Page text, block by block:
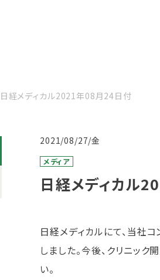
日経メディカル2021年08月24日付
2021/08/27/金
メディア
日経メディカル
日経メディカルにて、当社
しました。今後、クリニッ
い。